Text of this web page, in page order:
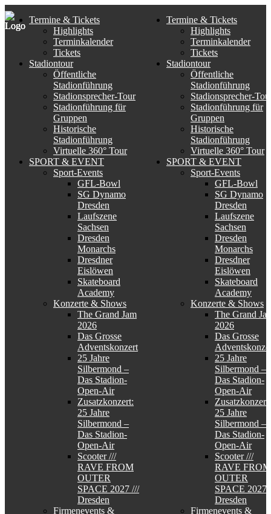
Termine & Tickets
Highlights
Terminkalender
Tickets
Stadiontour
Öffentliche
Stadionführung
Stadionsprecher-Tour
Stadionführung für
Gruppen
Historische
Stadionführung
Virtuelle 360° Tour
SPORT & EVENT
Sport-Events
GFL-Bowl
SG Dynamo
Dresden
Laufszene
Sachsen
Dresden
Monarchs
Dresdner
Eislöwen
Skateboard
Academy
Konzerte & Shows
The Grand Jam
2026
Das Grosse
Adventskonzert
25 Jahre
Silbermond –
Das Stadion-
Open-Air
Zusatzkonzert:
25 Jahre
Silbermond –
Das Stadion-
Open-Air
Scooter ///
RAVE FROM
OUTER
SPACE 2027 ///
Dresden
Firmenevents &
Termine & Tickets
Highlights
Terminkalender
Tickets
Stadiontour
Öffentliche
Stadionführung
Stadionsprecher-
Stadionführung für
Gruppen
Historische
Stadionführung
Virtuelle 360° Tour
SPORT & EVENT
Sport-Events
GFL-Bowl
SG Dynamo
Dresden
Laufszene
Sachsen
Dresden
Monarchs
Dresdner
Eislöwen
Skateboard
Academy
Konzerte & Shows
The Grand
2026
Das Grosse
25 Jahre
Silbermond –
Das Stadion-
Open-Air
Zusatzkonzert:
25 Jahre
Silbermond –
Das Stadion-
Open-Air
Scooter ///
RAVE FROM
OUTER
SPACE 2027
Dresden
Firmenevents &